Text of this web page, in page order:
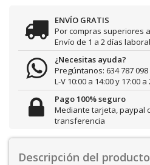
ENVÍO GRATIS
Por compras superiores
Envío de 1 a 2 días
¿Necesitas ayuda?
Pregúntanos: 634 787 098
L-V 10:00 a 14:00 y 17:00 a
Pago 100% seguro
Mediante tarjeta, paypal
transferencia
Descripción del producto